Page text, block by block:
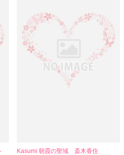
Kasumi 朝霞の聖域 斎木香住